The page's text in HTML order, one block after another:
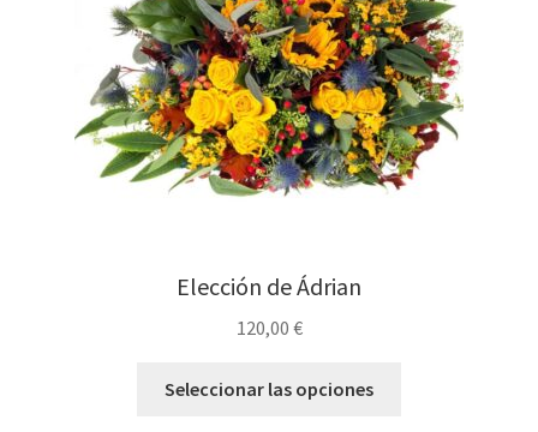
Elección de Ádrian
120,00 €
Seleccionar las opciones